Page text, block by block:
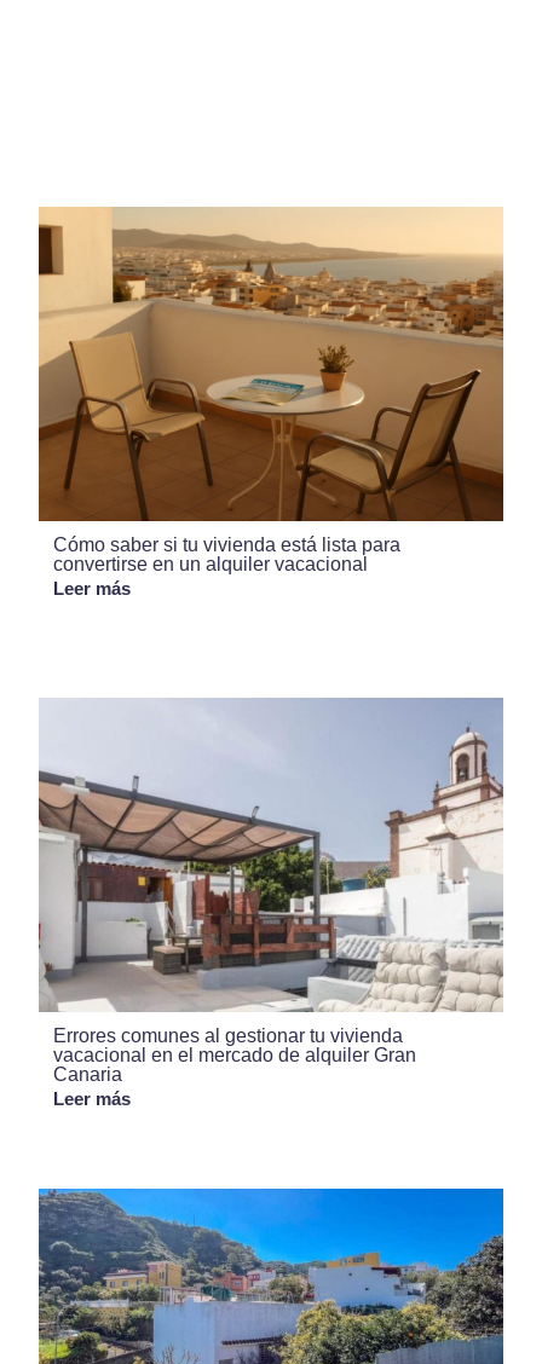
Cómo saber si tu vivienda está lista para
convertirse en un alquiler vacacional
Leer más
Errores comunes al gestionar tu vivienda
vacacional en el mercado de alquiler Gran
Canaria
Leer más